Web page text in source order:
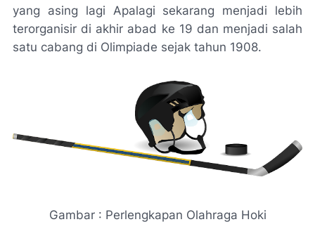
yang asing lagi Apalagi sekarang menjadi lebih
terorganisir di akhir abad ke 19 dan menjadi salah
satu cabang di Olimpiade sejak tahun 1908.
Gambar : Perlengkapan Olahraga Hoki